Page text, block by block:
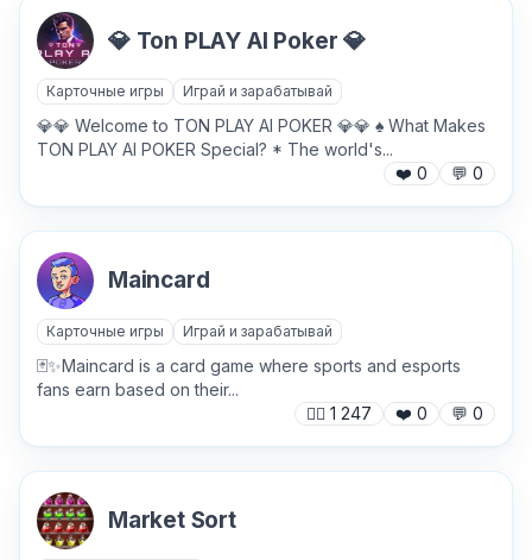
Причина жалобы*
💎 Ton PLAY AI Poker 💎
Карточные игры Играй и зарабатывай
💎💎 Welcome to TON PLAY AI POKER 💎💎 ♠️ What Makes
TON PLAY AI POKER Special? * The world's...
❤️ 0 💬 0
Maincard
Карточные игры Играй и зарабатывай
🃏✨Maincard is a card game where sports and esports
fans earn based on their...
🙍‍♂️ 1 247 ❤️ 0 💬 0
Market Sort